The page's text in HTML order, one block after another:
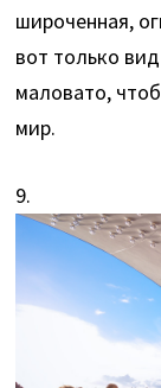
широченная,
вот только
маловато,
мир.
9.